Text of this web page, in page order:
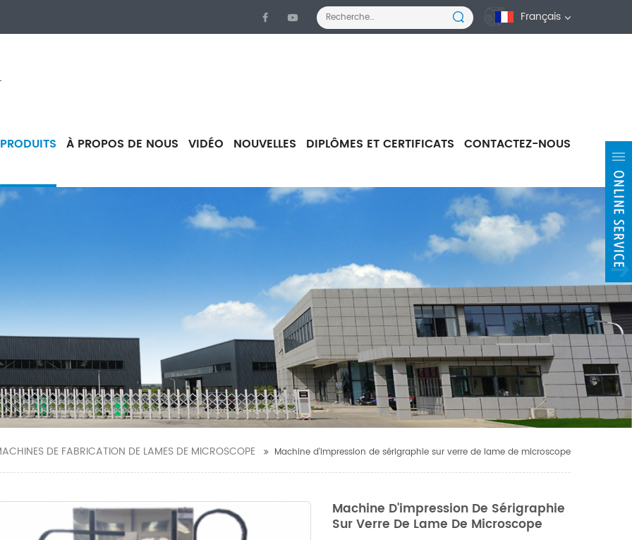
Français
PRODUITS À PROPOS DE NOUS VIDÉO NOUVELLES DIPLÔMES ET CERTIFICATS CONTACTEZ-NOUS
DE FABRICATION DE LAMES DE MICROSCOPE Machine d'impression de sérigraphie sur verre de lame de microscope
Machine D'impression De Sérigraphie
Sur Verre De Lame De Microscope